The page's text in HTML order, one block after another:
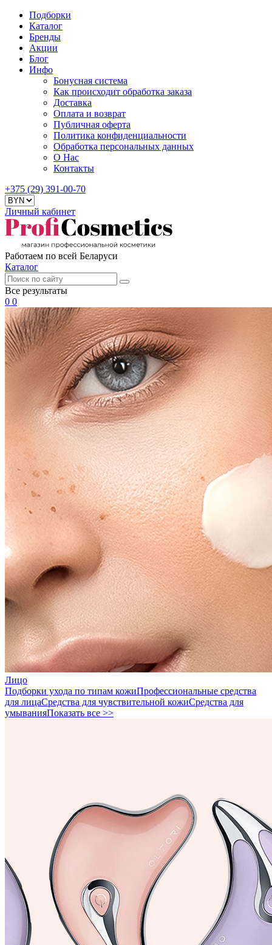
Подборки
Каталог
Бренды
Акции
Блог
Инфо
Бонусная система
Как происходит обработка заказа
Доставка
Оплата и возврат
Публичная оферта
Политика конфиденциальности
Обработка персональных данных
О Нас
Контакты
+375 (29) 391-00-70
Личный кабинет
Работаем по всей Беларуси
Каталог
Все результаты
0 0
Лицо
Подборки ухода по типам кожиПрофессиональные средства
для лицаСредства для чувствительной кожиСредства для
умыванияПоказать все >>